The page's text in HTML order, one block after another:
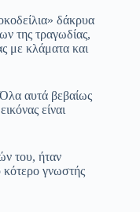
στ
εί
τε
δάκρυα
της τραγωδίας,
με κλάματα και
αυτά βεβαίως
είναι
του, ήταν
γνωστής